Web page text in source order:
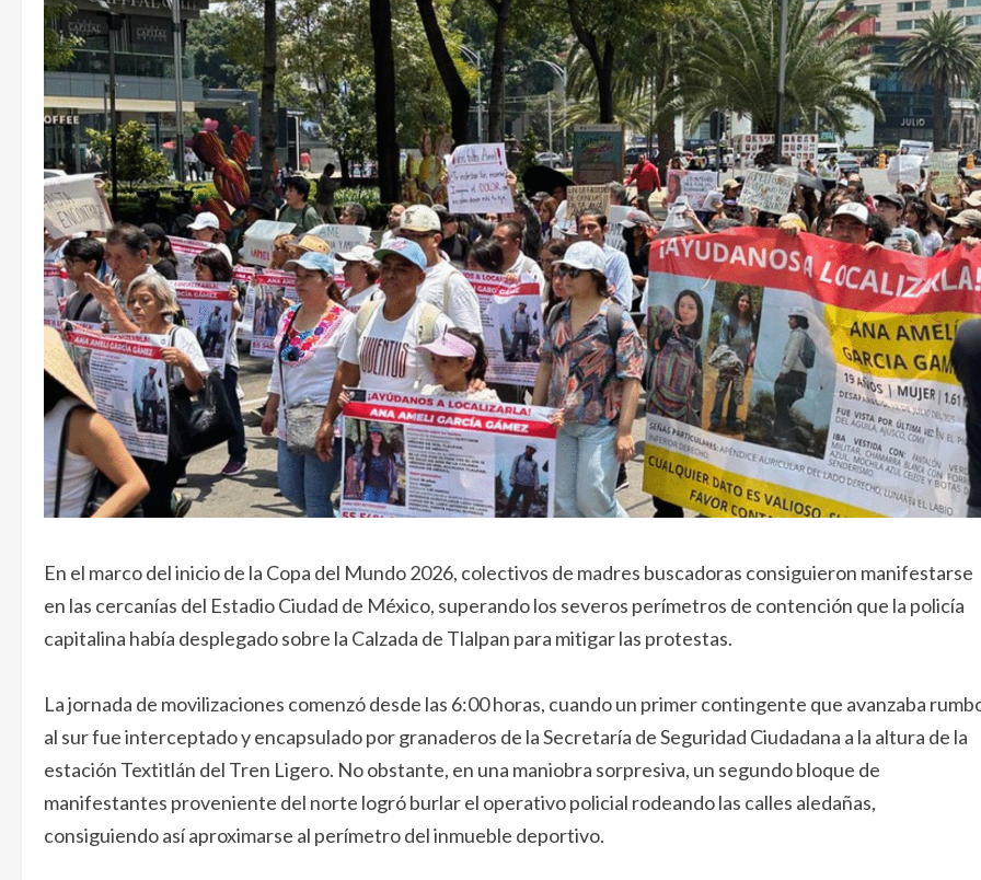
En el marco del inicio de la Copa del Mundo 2026, colectivos de madres buscadoras consiguieron manifestarse
en las cercanías del Estadio Ciudad de México, superando los severos perímetros de contención que la policía
capitalina había desplegado sobre la Calzada de Tlalpan para mitigar las protestas.
La jornada de movilizaciones comenzó desde las 6:00 horas, cuando un primer contingente que avanzaba
al sur fue interceptado y encapsulado por granaderos de la Secretaría de Seguridad Ciudadana a la altura de la
estación Textitlán del Tren Ligero. No obstante, en una maniobra sorpresiva, un segundo bloque de
manifestantes proveniente del norte logró burlar el operativo policial rodeando las calles aledañas,
consiguiendo así aproximarse al perímetro del inmueble deportivo.